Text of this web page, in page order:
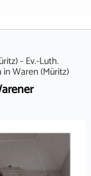
- Ev.-Luth.
inWaren (Müritz)